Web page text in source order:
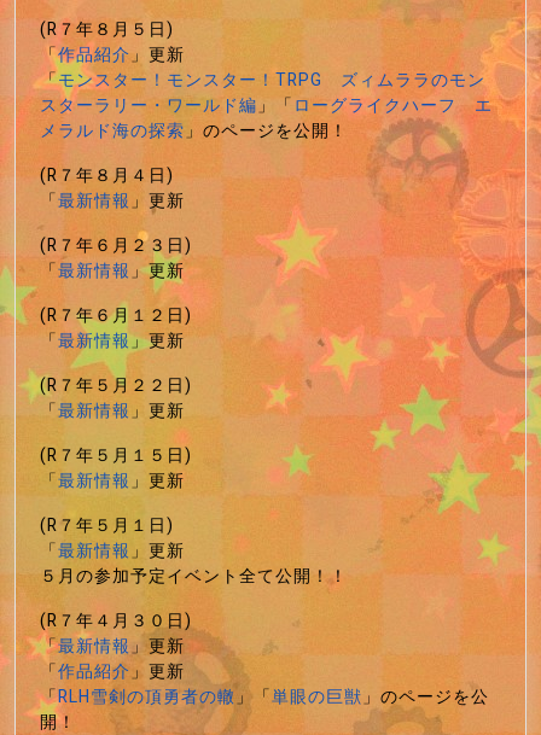
(R７年８月５日)
「作品紹介」更新
「モンスター！モンスター！TRPG ズィムララのモン
スターラリー・ワールド編」「ローグライクハーフ エ
メラルド海の探索」のページを公開！
(R７年８月４日)
「最新情報」更新
(R７年６月２３日)
「最新情報」更新
(R７年６月１２日)
「最新情報」更新
(R７年５月２２日)
「最新情報」更新
(R７年５月１５日)
「最新情報」更新
(R７年５月１日)
「最新情報」更新
５月の参加予定イベント全て公開！！
(R７年４月３０日)
「最新情報」更新
「作品紹介」更新
「RLH雪剣の頂勇者の轍」「単眼の巨獣」のページを公
開！